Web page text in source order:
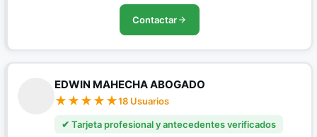
Contactar
EDWIN MAHECHA ABOGADO
18 Usuarios
✔ Tarjeta profesional y antecedentes verificados